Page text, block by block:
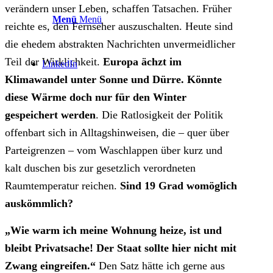
Menü Menü
LinkedIn
verändern unser Leben, schaffen Tatsachen. Früher
reichte es, den Fernseher auszuschalten. Heute sind
die ehedem abstrakten Nachrichten unvermeidlicher
Teil der Wirklichkeit. Europa ächzt im
Klimawandel unter Sonne und Dürre. Könnte
diese Wärme doch nur für den Winter
gespeichert werden. Die Ratlosigkeit der Politik
offenbart sich in Alltagshinweisen, die – quer über
Parteigrenzen – vom Waschlappen über kurz und
kalt duschen bis zur gesetzlich verordneten
Raumtemperatur reichen. Sind 19 Grad womöglich
auskömmlich?
„Wie warm ich meine Wohnung heize, ist und
bleibt Privatsache! Der Staat sollte hier nicht mit
Zwang eingreifen.“ Den Satz hätte ich gerne aus